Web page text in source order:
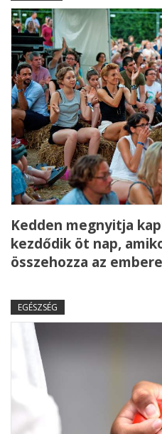
Kedden megnyitja
kezdődik öt nap,
összehozza az
EGÉSZSÉG